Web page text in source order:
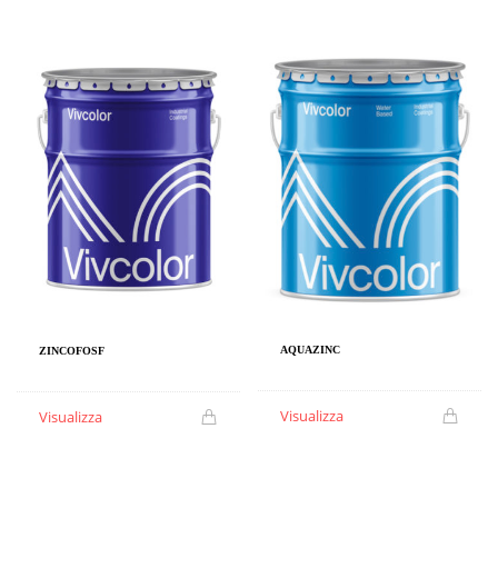
ZINCOFOSF
Visualizza
AQUAZINC
Visualizza